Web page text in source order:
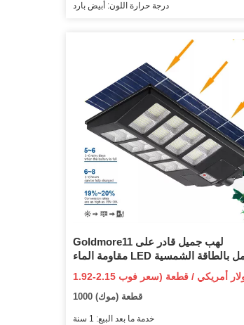
درجة حرارة اللون: أبيض بارد
Goldmore11 لهب جميل قادر على
مقاومة الماء LED يعمل بالطاقة الشمسية
في الحديقة ضوء صغير للمسار في الهواء
الطلق مصباح الحديقة ديكور المناظر
الطبيعية ضوء دافئ
1000 قطعة (موك)
خدمة ما بعد البيع: 1 سنة